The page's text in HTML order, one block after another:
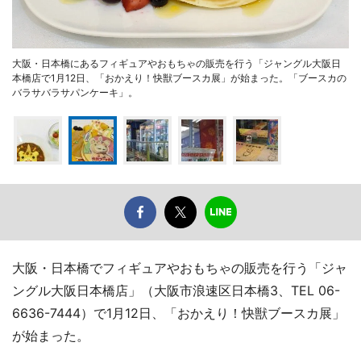
大阪・日本橋にあるフィギュアやおもちゃの販売を行う「ジャングル大阪日
本橋店で1月12日、「おかえり！快獣ブースカ展」が始まった。「ブースカの
バラサバラサパンケーキ」。
大阪・日本橋でフィギュアやおもちゃの販売を行う「ジャ
ングル大阪日本橋店」（大阪市浪速区日本橋3、TEL 06-
6636-7444）で1月12日、「おかえり！快獣ブースカ展」
が始まった。